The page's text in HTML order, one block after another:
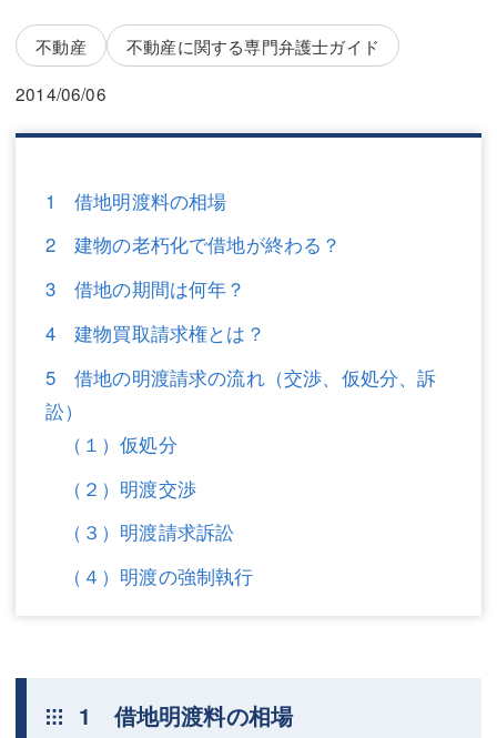
坂本 陽一
桶川 聡
三平 隆史
相続・遺言
離婚（夫婦間トラブル）
企業法務
坂本 陽一
桶川 聡
三平 隆史
離婚（夫婦間トラブル）
企業法務
労働問題（解雇，残業等）
調査・書面作成
不動産
不動産に関する専門弁護士ガイド
2014/06/06
1 借地明渡料の相場
2 建物の老朽化で借地が終わる？
3 借地の期間は何年？
4 建物買取請求権とは？
5 借地の明渡請求の流れ（交渉、仮処分、訴
訟）
（１）仮処分
（２）明渡交渉
（３）明渡請求訴訟
（４）明渡の強制執行
1 借地明渡料の相場